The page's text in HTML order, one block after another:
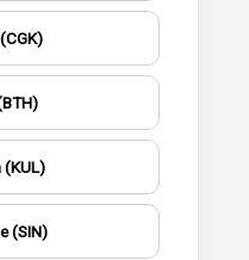
(KUL)
(SIN)